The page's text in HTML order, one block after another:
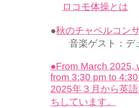
ロコモ体操とは
●秋のチャペルコン
音楽ゲスト：デ
●From March 2025,
from 3:30 pm to
2025年３月から英
ちしています。